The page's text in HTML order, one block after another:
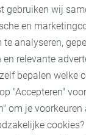
gebruiken wij
en
analyseren,
relevante
bepalen welke
"Accepteren"
om je voorkeuren